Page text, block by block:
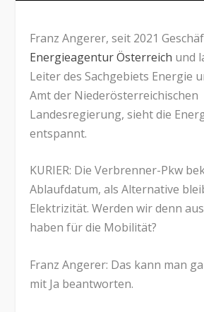
Franz Angerer, seit 2021
Energieagentur Österreich und
Leiter des Sachgebiets Energie
Amt der Niederösterreichischen
Landesregierung, sieht die
entspannt.
KURIER: Die Verbrenner-Pkw
Ablaufdatum, als Alternative
Elektrizität. Werden wir denn
haben für die Mobilität?
Franz Angerer: Das kann man
mit Ja beantworten.